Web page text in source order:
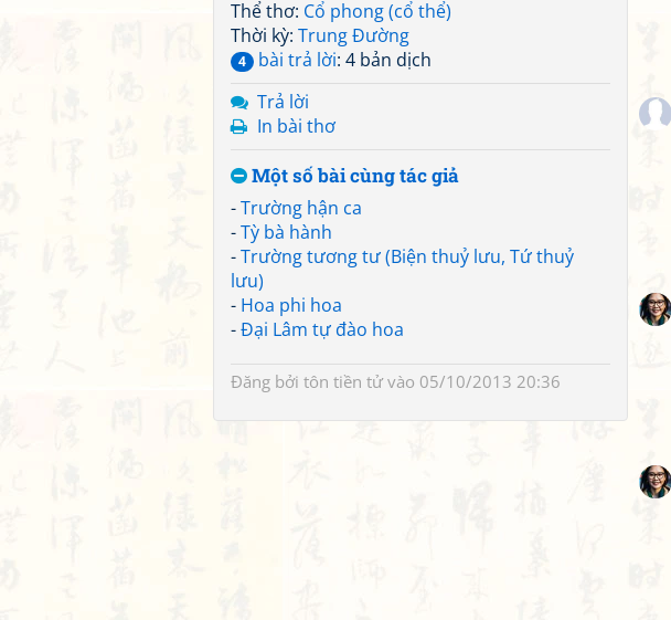
Thể thơ: Cổ phong (cổ thể)
Thời kỳ: Trung Đường
4 bài trả lời: 4 bản dịch
Trả lời
In bài thơ
Một số bài cùng tác giả
-Trường hận ca
-Tỳ bà hành
-Trường tương tư (Biện thuỷ lưu, Tứ thuỷ
lưu)
- Hoa phi hoa
-Đại Lâm tự đào hoa
Đăng bởi tôn tiền tửvào 05/10/2013 20:36